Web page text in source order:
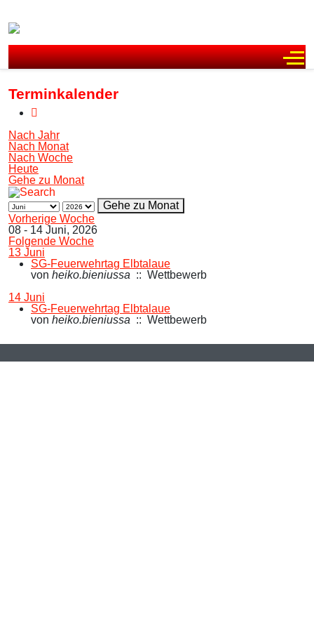
Terminkalender
Nach Jahr
Nach Monat
Nach Woche
Heute
Gehe zu Monat
Gehe zu Monat
Vorherige Woche
08 - 14 Juni, 2026
Folgende Woche
13 Juni
SG-Feuerwehrtag Elbtalaue
von heiko.bieniussa :: Wettbewerb
14 Juni
SG-Feuerwehrtag Elbtalaue
von heiko.bieniussa :: Wettbewerb